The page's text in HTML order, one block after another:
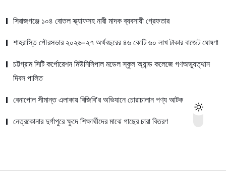
সিরাজগঞ্জে ১০৪ বোতল স্ক্যাফসহ নারী মাদক ব্যবসায়ী গ্রেফতার
শাহরাস্তি পৌরসভার ২০২৬-২৭ অর্থবছরের ৪৬ কোটি ৬০ লাখ টাকার বাজেট ঘোষণা
চট্টগ্রাম সিটি কর্পোরেশন মিউনিসিপাল মডেল স্কুল অ্যান্ড কলেজে গণঅভ্যুত্থান
দিবস পালিত
বেনাপোল সীমান্ত এলাকায় বিজিবি’র অভিযানে চোরাচালান পণ্য আটক
নেত্রকোনার দুর্গাপুরে ক্ষুদে শিক্ষার্থীদের মাঝে গাছের চারা বিতরণ